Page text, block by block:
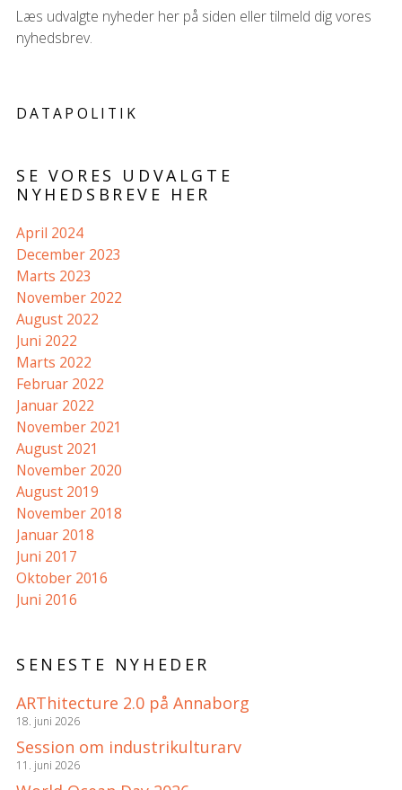
Læs udvalgte nyheder her på siden eller tilmeld dig vores
nyhedsbrev.
DATAPOLITIK
SE VORES UDVALGTE
NYHEDSBREVE HER
April 2024
December 2023
Marts 2023
November 2022
August 2022
Juni 2022
Marts 2022
Februar 2022
Januar 2022
November 2021
August 2021
November 2020
August 2019
November 2018
Januar 2018
Juni 2017
Oktober 2016
Juni 2016
SENESTE NYHEDER
ARThitecture 2.0 på Annaborg
18. juni 2026
Session om industrikulturarv
11. juni 2026